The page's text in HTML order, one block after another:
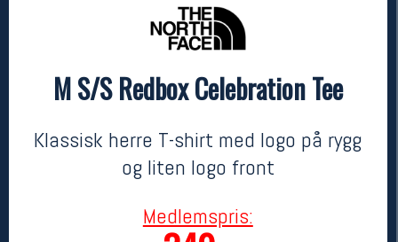
M S/S Redbox Celebration Tee
Klassisk herre T-shirt med logo på rygg
og liten logo front
Medlemspris:
The North Face
499,- MEDLEM:349,-